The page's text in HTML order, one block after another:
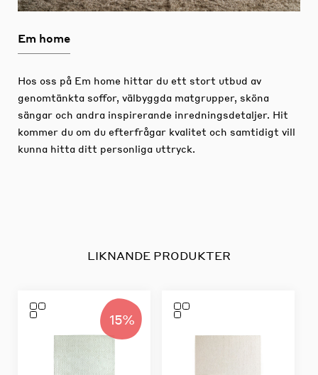
Em home
Hos oss på Em home hittar du ett stort utbud av
genomtänkta soffor, välbyggda matgrupper, sköna
sängar och andra inspirerande inredningsdetaljer. Hit
kommer du om du efterfrågar kvalitet och samtidigt vill
kunna hitta ditt personliga uttryck.
LIKNANDE PRODUKTER
15%